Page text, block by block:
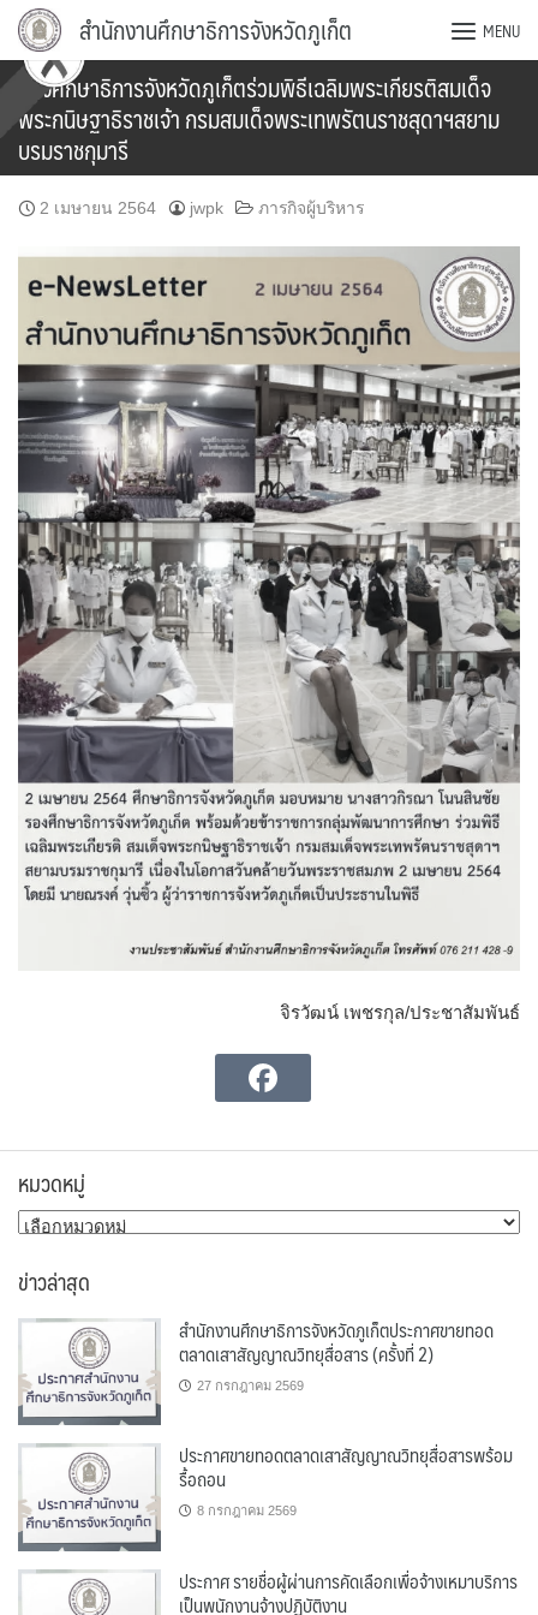
Skip
content
สำนักงานศึกษาธิการจังหวัดภูเก็ต MENU
รองศึกษาธิการจังหวัดภูเก็ตร่วมพิธีเฉลิมพระเกียรติสมเด็จ
พระกนิษฐาธิราชเจ้า กรมสมเด็จพระเทพรัตนราชสุดาฯสยาม
บรมราชกุมารี
2 เมษายน 2564 jwpk ภารกิจผู้บริหาร
จิรวัฒน์ เพชรกุล/ประชาสัมพันธ์
หมวดหมู่
หมวด
ข่าวล่าสุด
สำนักงานศึกษาธิการจังหวัดภูเก็ตประกาศขายทอด
ตลาดเสาสัญญาณวิทยุสื่อสาร (ครั้งที่ 2)
27 กรกฎาคม 2569
ประกาศขายทอดตลาดเสาสัญญาณวิทยุสื่อสารพร้อม
รื้อถอน
8 กรกฎาคม 2569
ประกาศ รายชื่อผู้ผ่านการคัดเลือกเพื่อจ้างเหมาบริการ
เป็นพนักงานจ้างปฏิบัติงาน